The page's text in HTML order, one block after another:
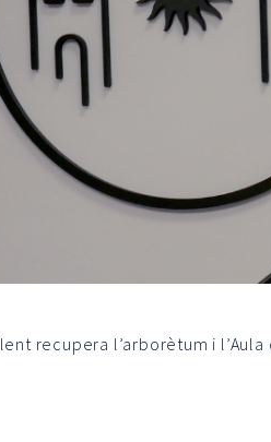
recupera l’arborètum i l’Aula